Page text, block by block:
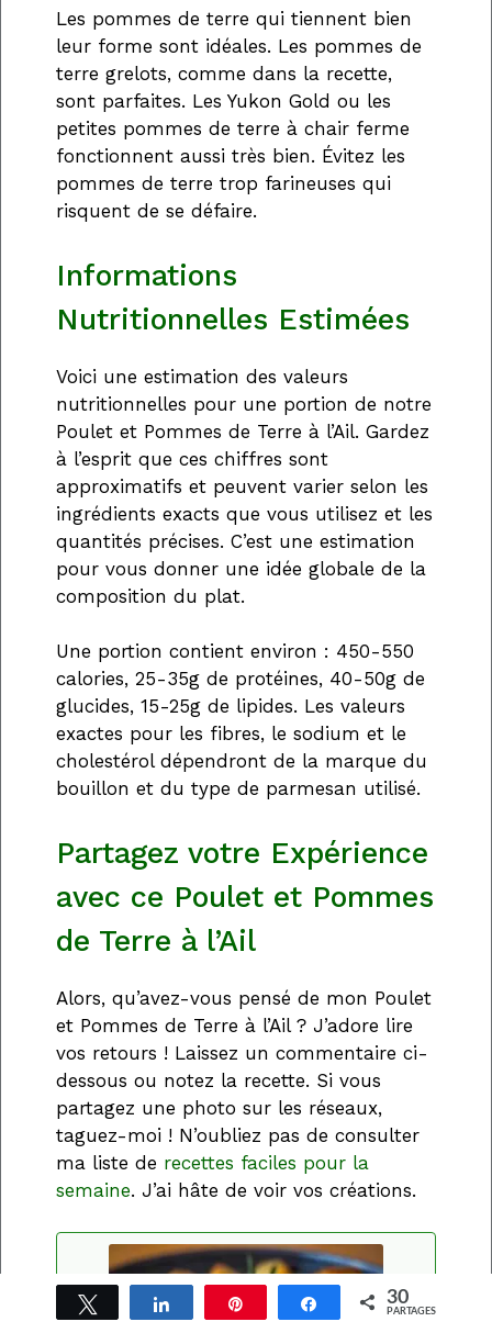
Les pommes de terre qui tiennent bien
leur forme sont idéales. Les pommes de
terre grelots, comme dans la recette,
sont parfaites. Les Yukon Gold ou les
petites pommes de terre à chair ferme
fonctionnent aussi très bien. Évitez les
pommes de terre trop farineuses qui
risquent de se défaire.
Informations
Nutritionnelles Estimées
Voici une estimation des valeurs
nutritionnelles pour une portion de notre
Poulet et Pommes de Terre à l’Ail. Gardez
à l’esprit que ces chiffres sont
approximatifs et peuvent varier selon les
ingrédients exacts que vous utilisez et les
quantités précises. C’est une estimation
pour vous donner une idée globale de la
composition du plat.
Une portion contient environ : 450-550
calories, 25-35g de protéines, 40-50g de
glucides, 15-25g de lipides. Les valeurs
exactes pour les fibres, le sodium et le
cholestérol dépendront de la marque du
bouillon et du type de parmesan utilisé.
Partagez votre Expérience
avec ce Poulet et Pommes
de Terre à l’Ail
Alors, qu’avez-vous pensé de mon Poulet
et Pommes de Terre à l’Ail ? J’adore lire
vos retours ! Laissez un commentaire ci-
dessous ou notez la recette. Si vous
partagez une photo sur les réseaux,
taguez-moi ! N’oubliez pas de consulter
ma liste de recettes faciles pour la
semaine. J’ai hâte de voir vos créations.
Tweetez Partagez Épingle Partagez30
PARTAGES